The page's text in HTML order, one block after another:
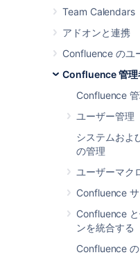
Team Calendars
アドオンと連携
Confluence のユ
Confluence 管理
Confluence
ユーザー管理
システムおよ
の管理
ユーザーマク
Confluence
Confluence
ンを統合する
Confluence
Confluence 管理者
イブ" バージョンを
と、アップグレー
ト インスタンスを
状況では、2 つの
異なるバージョン
ことです。このド
ト用のバージョン
本番インスタンス
タをコピーする方
このガイドにしたが
Confluence をアッ
読んで、理解する
本番データによ
ンスタンスのアッ